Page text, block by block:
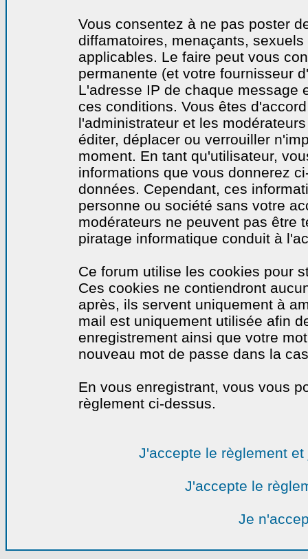
Vous consentez à ne pas poster
diffamatoires, menaçants,
applicables. Le faire peut vous
permanente (et votre fournisseur
L'adresse IP de chaque message
ces conditions. Vous êtes
l'administrateur et les
éditer, déplacer ou verrouiller
moment. En tant qu'utilisateur,
informations que vous donnerez
données. Cependant, ces
personne ou société sans votre
modérateurs ne peuvent pas être
piratage informatique conduit à
Ce forum utilise les cookies pour
Ces cookies ne contiendront
après, ils servent uniquement à
mail est uniquement utilisée afin
enregistrement ainsi que votre
nouveau mot de passe dans la
En vous enregistrant, vous vous
règlement ci-dessus.
J'accepte le règlement
J'accepte le
Je